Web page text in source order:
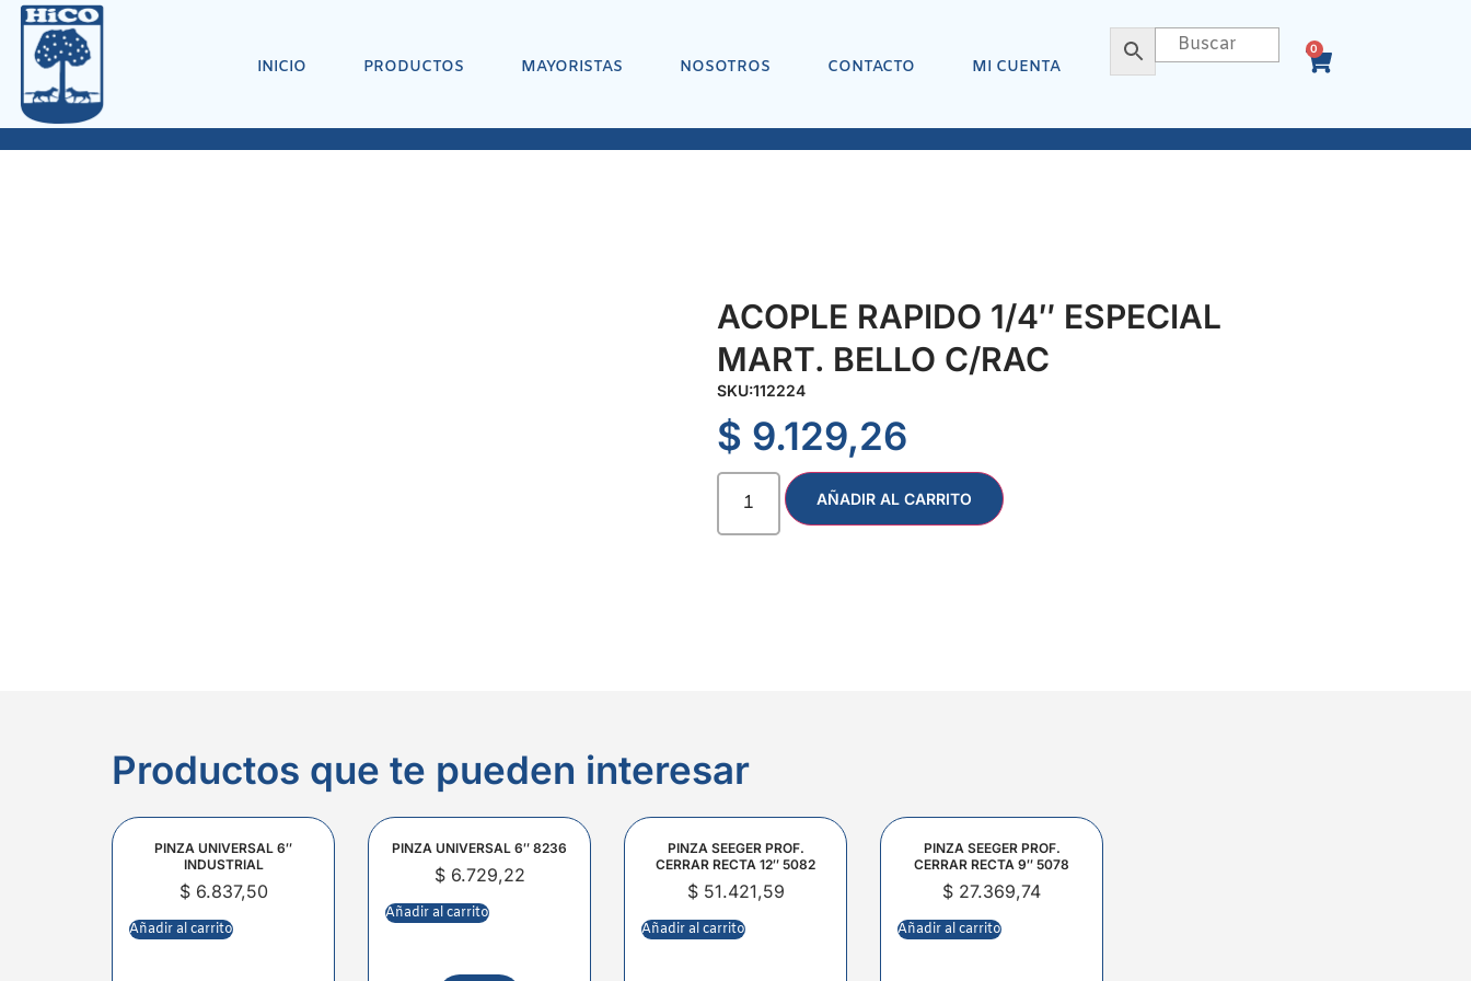
INICIO PRODUCTOS MAYORISTAS NOSOTROS CONTACTO MI CUENTA
0
ACOPLE RAPIDO 1/4″ ESPECIAL
MART. BELLO C/RAC
SKU:112224
$ 9.129,26
AÑADIR AL CARRITO
Productos que te pueden interesar
PINZA UNIVERSAL 6″
INDUSTRIAL
$6.837,50
Añadir al carrito
PINZA UNIVERSAL 6″ 8236
$6.729,22
Añadir al carrito
PINZA SEEGER PROF.
CERRAR RECTA 12″ 5082
$51.421,59
Añadir al carrito
PINZA SEEGER PROF.
CERRAR RECTA 9″ 5078
$ 27.369,74
Añadir al carrito